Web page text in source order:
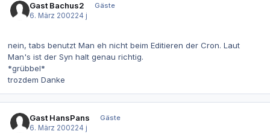
Gast Bachus2
Gäste
6. März 200224 j
nein, tabs benutzt Man eh nicht beim Editieren der Cron. Laut
Man's ist der Syn halt genau richtig.
*grübbel*
trozdem Danke
Gast HansPans
Gäste
6. März 200224 j